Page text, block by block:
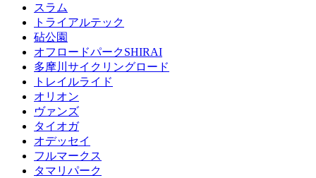
スラム
トライアルテック
砧公園
オフロードパークSHIRAI
多摩川サイクリングロード
トレイルライド
オリオン
ヴァンズ
タイオガ
オデッセイ
フルマークス
タマリパーク